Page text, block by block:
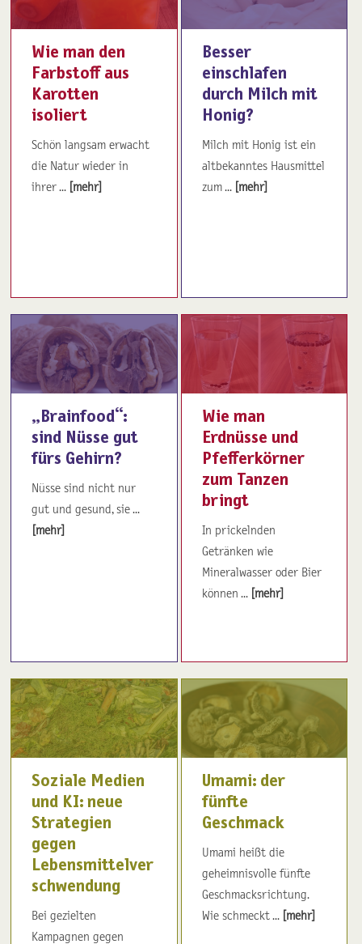
Wie man den
Farbstoff aus
Karotten
isoliert
Schön langsam erwacht
die Natur wieder in
ihrer ... [mehr]
Besser
einschlafen
durch Milch mit
Honig?
Milch mit Honig ist ein
altbekanntes Hausmittel
zum ... [mehr]
„Brainfood“:
sind Nüsse gut
fürs Gehirn?
Nüsse sind nicht nur
gut und gesund, sie ...
[mehr]
Wie man
Erdnüsse und
Pfefferkörner
zum Tanzen
bringt
In prickelnden
Getränken wie
Mineralwasser oder Bier
können ... [mehr]
Soziale Medien
und KI: neue
Strategien
gegen
Lebensmittelver
schwendung
Bei gezielten
Kampagnen gegen
Umami: der
fünfte
Geschmack
Umami heißt die
geheimnisvolle fünfte
Geschmacksrichtung.
Wie schmeckt ... [mehr]